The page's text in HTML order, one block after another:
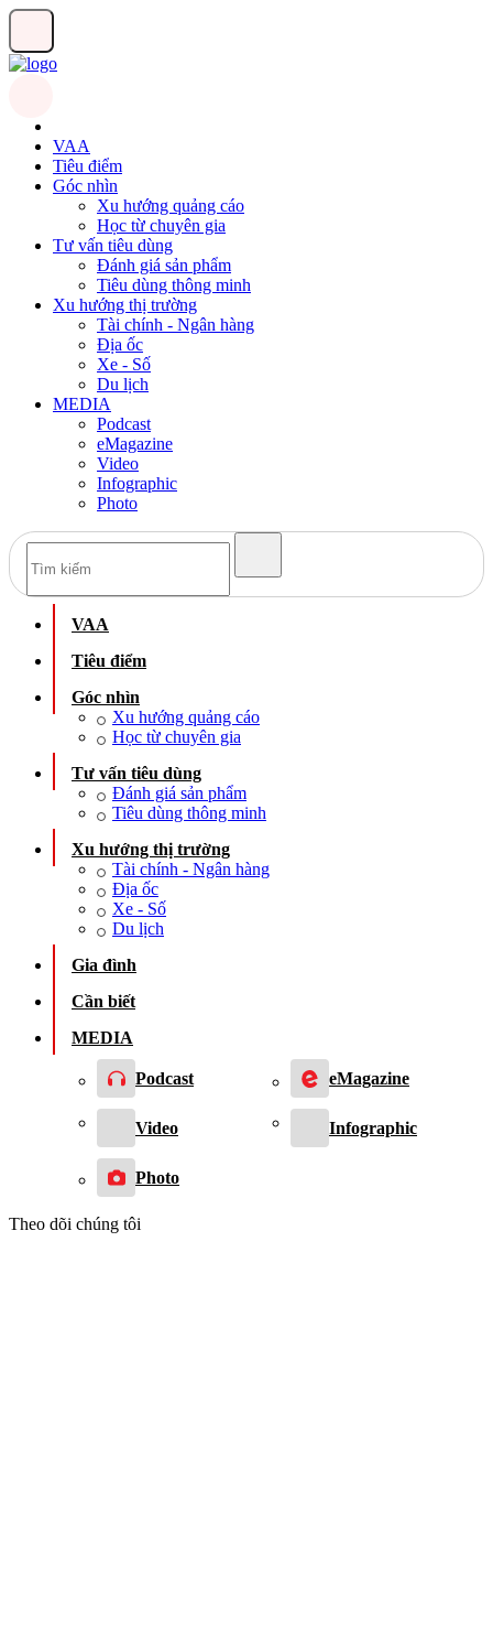
VAA
Tiêu điểm
Góc nhìn
Xu hướng quảng cáo
Học từ chuyên gia
Tư vấn tiêu dùng
Đánh giá sản phẩm
Tiêu dùng thông minh
Xu hướng thị trường
Tài chính - Ngân hàng
Địa ốc
Xe - Số
Du lịch
MEDIA
Podcast
eMagazine
Video
Infographic
Photo
VAA
Tiêu điểm
Góc nhìn
Xu hướng quảng cáo
Học từ chuyên gia
Tư vấn tiêu dùng
Đánh giá sản phẩm
Tiêu dùng thông minh
Xu hướng thị trường
Tài chính - Ngân hàng
Địa ốc
Xe - Số
Du lịch
Gia đình
Cần biết
MEDIA
Podcast eMagazine
Video Infographic
Photo
Theo dõi chúng tôi